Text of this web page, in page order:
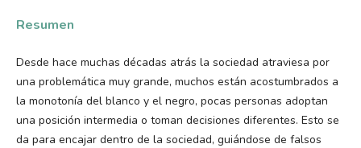
Resumen
Desde hace muchas décadas atrás la sociedad atraviesa por
una problemática muy grande, muchos están acostumbrados a
la monotonía del blanco y el negro, pocas personas adoptan
una posición intermedia o toman decisiones diferentes. Esto se
da para encajar dentro de la sociedad, guiándose de falsos